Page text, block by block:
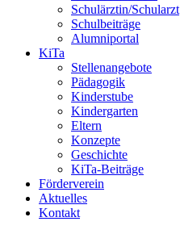
Schulärztin/Schularzt
Schulbeiträge
Alumniportal
KiTa
Stellenangebote
Pädagogik
Kinderstube
Kindergarten
Eltern
Konzepte
Geschichte
KiTa-Beiträge
Förderverein
Aktuelles
Kontakt